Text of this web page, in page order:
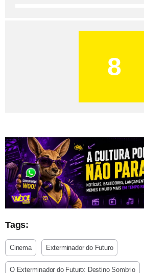
8
Tags:
Cinema Exterminador do Futuro
O Exterminador do Futuro: Destino Sombrio